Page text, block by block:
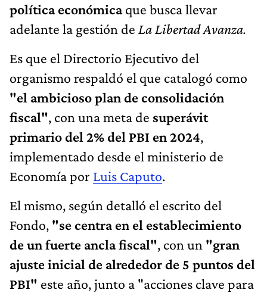
política económicaque busca llevar
adelante la gestión de La Libertad Avanza.
Es que el Directorio Ejecutivo del
organismo respaldó el que catalogó como
"el ambicioso plan de consolidación
fiscal", con una meta de superávit
primario del 2% del PBI en 2024,
implementado desde el ministerio de
Economía por Luis Caputo.
El mismo, según detalló el escrito del
Fondo, "se centra en el establecimiento
de un fuerte ancla fiscal", con un "gran
ajuste inicial de alrededor de 5 puntos del
PBI" este año, junto a "acciones clave para